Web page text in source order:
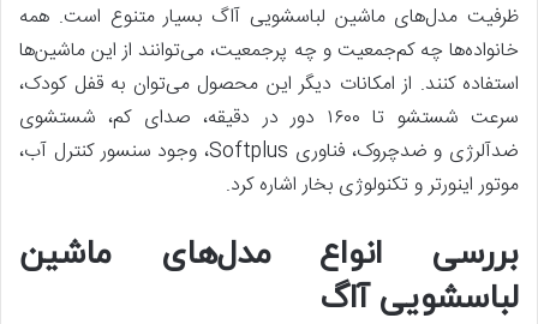
ظرفیت مدل‌های ماشین لباسشویی آاگ بسیار متنوع است. همه
خانواده‌ها چه کم‌جمعیت و چه پرجمعیت، می‌توانند از این ماشین‌ها
استفاده کنند. از امکانات دیگر این محصول می‌توان به قفل کودک،
سرعت شستشو تا ۱۶۰۰ دور در دقیقه، صدای کم، شستشوی
ضدآلرژی و ضدچروک، فناوری Softplus، وجود سنسور کنترل آب،
موتور اینورتر و تکنولوژی بخار اشاره کرد.
بررسی انواع مدل‌های ماشین
لباسشویی آاگ